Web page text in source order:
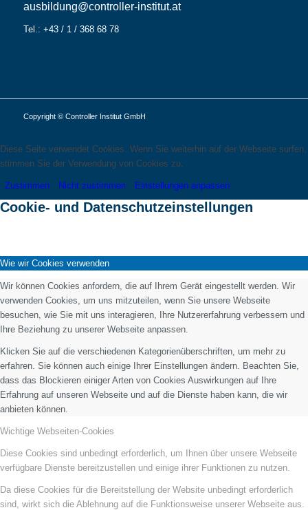
ausbildung@controller-institut.at
Tel.: +43 / 1 / 368 68 78
Copyright © Controller Institut GmbH
Diese Seite verwendet Cookies. Wenn Sie weiterhin auf der Webseite surfen,
stimmen Sie der Verwendung von Cookies zu.
Zustimmen Nicht zustimmen Einstellungen anpassen
Cookie- und Datenschutzeinstellungen
Wie wir Cookies verwenden
Wir können Cookies anfordern, die auf Ihrem Gerät eingestellt werden. Wir
verwenden Cookies, um uns mitzuteilen, wenn Sie unsere Webseite
besuchen, wie Sie mit uns interagieren, Ihre Nutzererfahrung verbessern und
Ihre Beziehung zu unserer Webseite anpassen.
Klicken Sie auf die verschiedenen Kategorienüberschriften, um mehr zu
erfahren. Sie können auch einige Ihrer Einstellungen ändern. Beachten Sie,
dass das Blockieren einiger Arten von Cookies Auswirkungen auf Ihre
Erfahrung auf unseren Webseite und auf die Dienste haben kann, die wir
anbieten können.
Wichtige Webseiten-Cookies
Diese Cookies sind unbedingt erforderlich, um Ihnen über unsere Webseite
verfügbare Dienste bereitzustellen und einige ihrer Funktionen zu nutzen.
Da diese Cookies für die Bereitstellung der Website unbedingt erforderlich
sind, wirkt sich die Ablehnung auf die Funktionsweise unserer Webseite aus.